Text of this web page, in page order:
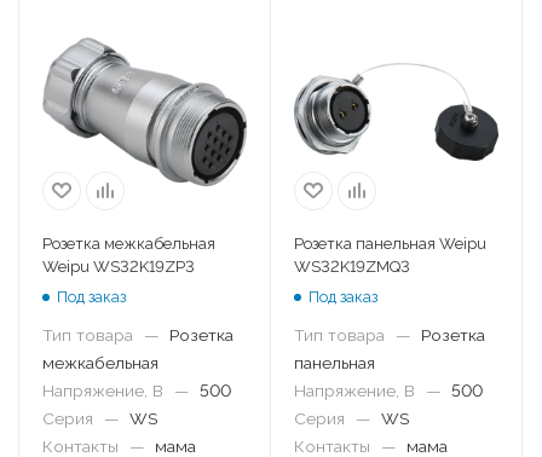
Розетка межкабельная
Weipu WS32K19ZP3
Под заказ
Тип товара —
Розетка
межкабельная
Напряжение, В
— 500
Серия
— WS
Контакты
—
мама
Розетка панельная Weipu
WS32K19ZMQ3
Под заказ
Тип товара —
Розетка
панельная
Напряжение, В
— 500
Серия
— WS
Контакты
—
мама